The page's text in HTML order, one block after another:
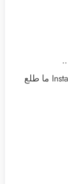
بس لما عملت سيرش لـ Installous ما طلع